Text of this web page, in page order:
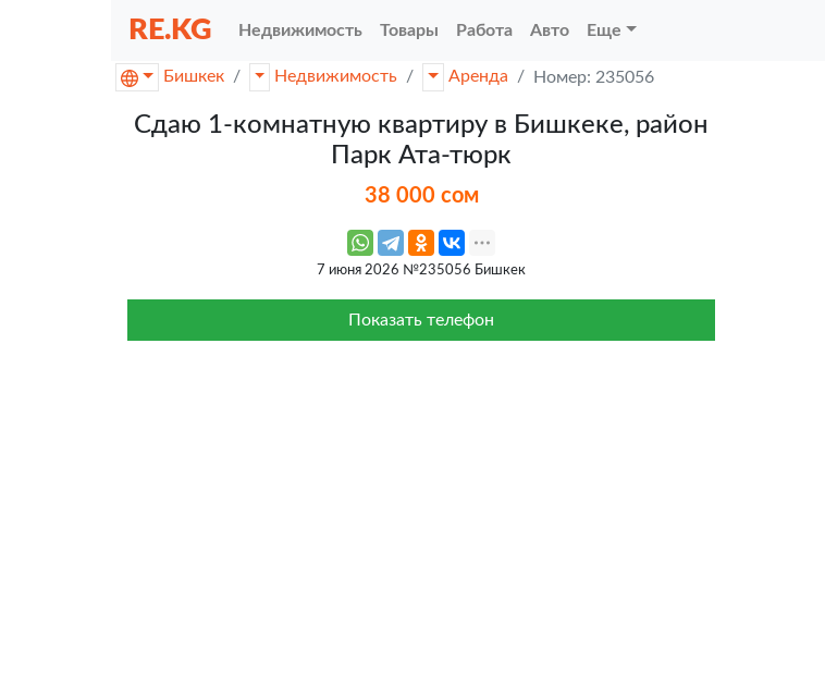
RE.KG Недвижимость Товары Работа Авто Еще
Бишкек Недвижимость Аренда Номер: 235056
Сдаю 1-комнатную квартиру в Бишкеке, район
Парк Ата-тюрк
38 000 сом
7 июня 2026 №235056 Бишкек
Показать телефон